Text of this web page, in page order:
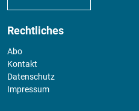
Rechtliches
Abo
Kontakt
Datenschutz
Impressum